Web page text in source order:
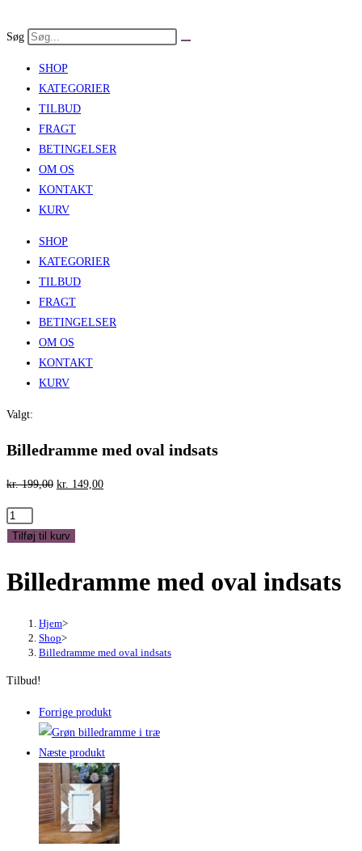
to
Søg
SHOP
KATEGORIER
TILBUD
FRAGT
BETINGELSER
OM OS
KONTAKT
KURV
SHOP
KATEGORIER
TILBUD
FRAGT
BETINGELSER
OM OS
KONTAKT
KURV
Valgt:
Billedramme med oval indsats
kr.199,00 Den
var:
kr. 149,00Den
Billedramme
med
indsats
Tilføj til kurv
Billedramme med oval indsats
Hjem>
Shop>
Billedramme med oval indsats
Tilbud!
Forrige produkt
Næste produkt